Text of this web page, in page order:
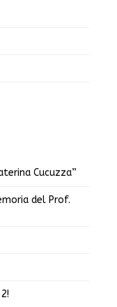
Cucuzza”
del Prof.